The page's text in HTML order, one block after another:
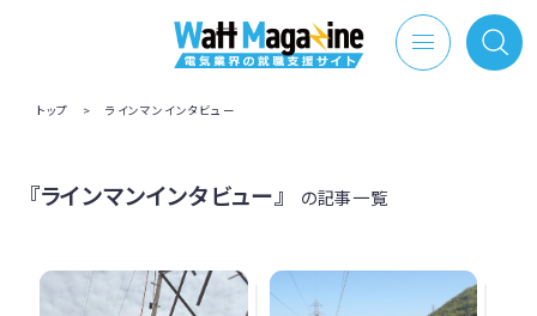
トップ > ラインマンインタビュー
『ラインマンインタビュー』 の記事一覧